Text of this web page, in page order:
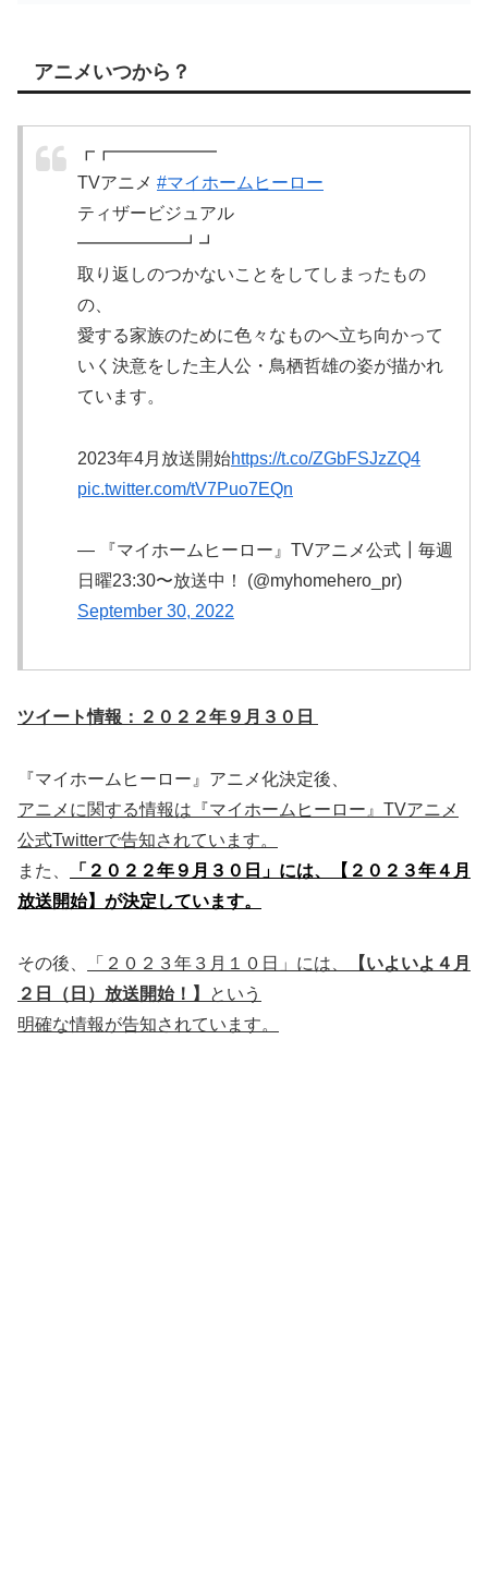
アニメいつから？
┏┏━━━━━━
TVアニメ #マイホームヒーロー
ティザービジュアル
━━━━━━┛┛
取り返しのつかないことをしてしまったもの
の、
愛する家族のために色々なものへ立ち向かって
いく決意をした主人公・鳥栖哲雄の姿が描かれ
ています。
2023年4月放送開始https://t.co/ZGbFSJzZQ4
pic.twitter.com/tV7Puo7EQn
— 『マイホームヒーロー』TVアニメ公式┃毎週
日曜23:30〜放送中！ (@myhomehero_pr)
September 30, 2022
ツイート情報：２０２２年９月３０日
『マイホームヒーロー』アニメ化決定後、
アニメに関する情報は『マイホームヒーロー』TVアニメ
公式Twitterで告知されています。
また、
「２０２２年９月３０日」には、【２０２３年４月
放送開始】が決定しています。
その後、 「２０２３年３月１０日」には、
【いよいよ４月
２日（日）放送開始！】
という
明確な情報が告知されています。